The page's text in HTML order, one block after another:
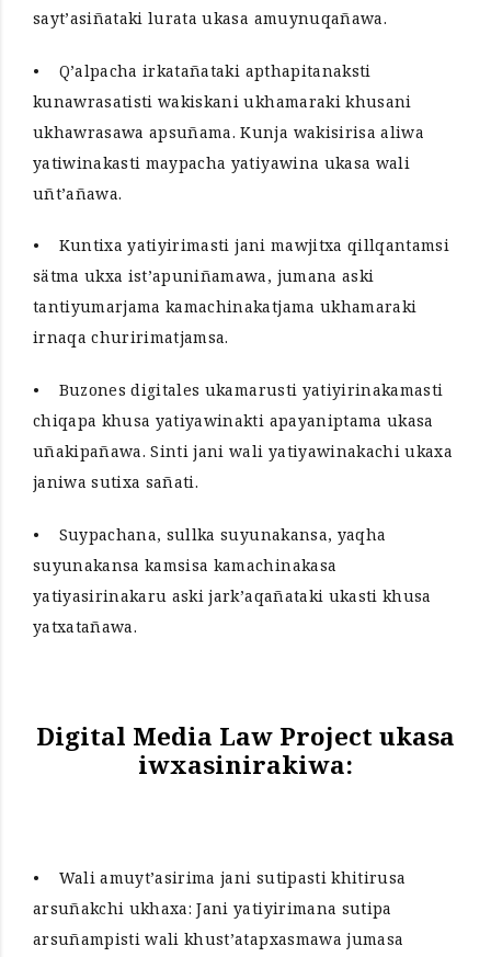
sayt’asiñataki lurata ukasa amuynuqañawa.
• Q’alpacha irkatañataki apthapitanaksti
kunawrasatisti wakiskani ukhamaraki khusani
ukhawrasawa apsuñama. Kunja wakisirisa aliwa
yatiwinakasti maypacha yatiyawina ukasa wali
uñt’añawa.
• Kuntixa yatiyirimasti jani mawjitxa qillqantamsi
sätma ukxa ist’apuniñamawa, jumana aski
tantiyumarjama kamachinakatjama ukhamaraki
irnaqa churirimatjamsa.
• Buzones digitales ukamarusti yatiyirinakamasti
chiqapa khusa yatiyawinakti apayaniptama ukasa
uñakipañawa. Sinti jani wali yatiyawinakachi ukaxa
janiwa sutixa sañati.
• Suypachana, sullka suyunakansa, yaqha
suyunakansa kamsisa kamachinakasa
yatiyasirinakaru aski jark’aqañataki ukasti khusa
yatxatañawa.
Digital Media Law Project ukasa
iwxasinirakiwa:
• Wali amuyt’asirima jani sutipasti khitirusa
arsuñakchi ukhaxa: Jani yatiyirimana sutipa
arsuñampisti wali khust’atapxasmawa jumasa